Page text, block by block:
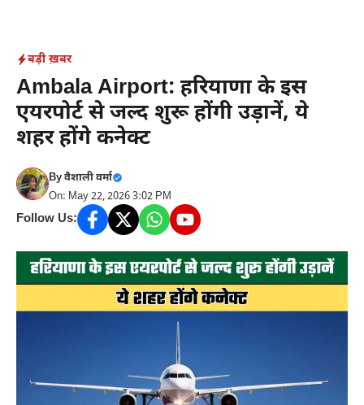
content
बड़ी ख़बर
Ambala Airport: हरियाणा के इस
एयरपोर्ट से जल्द शुरू होंगी उड़ानें, ये
शहर होंगे कनेक्ट
Byवैशाली वर्मा
On: May 22, 2026 3:02 PM
Follow Us: